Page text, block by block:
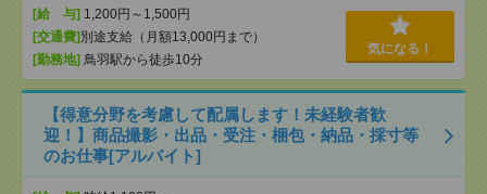
[給 与] 1,200円～1,500円
[交通費] 別途支給（月額13,000円まで）
[勤務地] 鳥羽駅から徒歩10分
気になる！
【得意分野を考慮して配属します！未経験者歓
迎！】商品撮影・出品・受注・梱包・納品・採寸等
のお仕事[アルバイト]